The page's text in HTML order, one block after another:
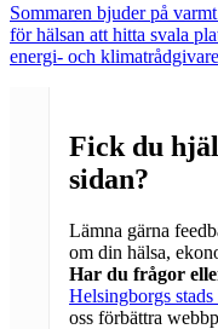
Sommaren bjuder på
för hälsan att hitta svala
energi- och
Fick du
sidan?
Lämna gärna
om din hälsa,
Har du frågor
Helsingborgs
oss förbättra